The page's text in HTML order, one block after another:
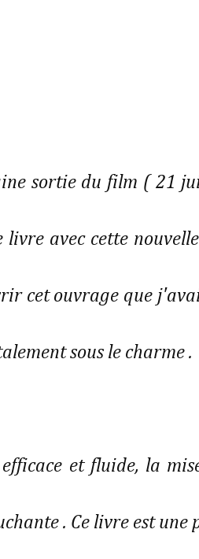
sortie du film ( 21
avec cette
cet ouvrage que
sous le charme .
et fluide, la
. Ce livre est une